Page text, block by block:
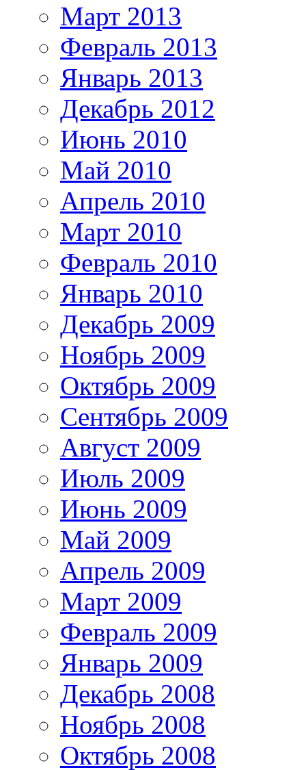
Март 2013
Февраль 2013
Январь 2013
Декабрь 2012
Июнь 2010
Май 2010
Апрель 2010
Март 2010
Февраль 2010
Январь 2010
Декабрь 2009
Ноябрь 2009
Октябрь 2009
Сентябрь 2009
Август 2009
Июль 2009
Июнь 2009
Май 2009
Апрель 2009
Март 2009
Февраль 2009
Январь 2009
Декабрь 2008
Ноябрь 2008
Октябрь 2008